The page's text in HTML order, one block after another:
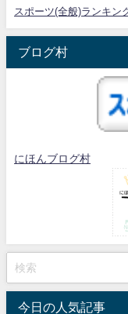
スポーツ(全般)ランキン
ブログ村
にほんブログ村
今日の人気記事